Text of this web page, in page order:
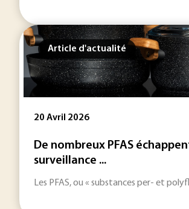
Article d'actualité
20 Avril 2026
De nombreux PFAS
surveillance ...
Les PFAS, ou « substances per- et